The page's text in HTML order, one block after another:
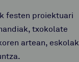
festen proiektuari
txokolate
artean,